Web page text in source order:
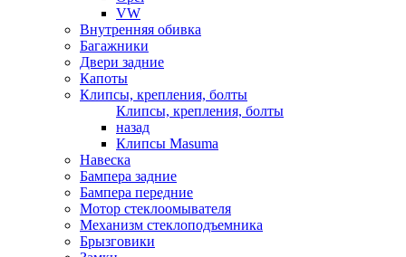
VW
Внутренняя обивка
Багажники
Двери задние
Капоты
Клипсы, крепления, болты
Клипсы, крепления, болты
назад
Клипсы Masuma
Навеска
Бампера задние
Бампера передние
Мотор стеклоомывателя
Механизм стеклоподъемника
Брызговики